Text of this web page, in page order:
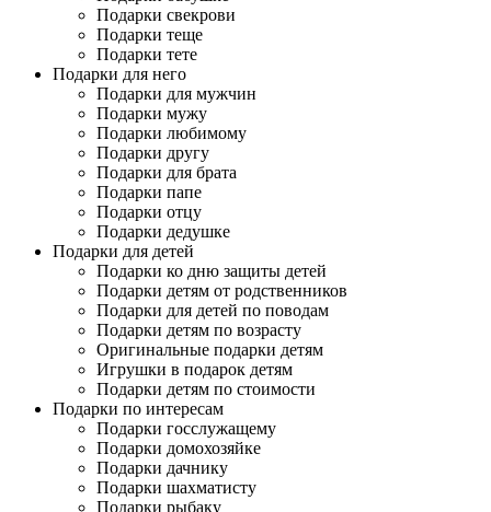
Подарки свекрови
Подарки теще
Подарки тете
Подарки для него
Подарки для мужчин
Подарки мужу
Подарки любимому
Подарки другу
Подарки для брата
Подарки папе
Подарки отцу
Подарки дедушке
Подарки для детей
Подарки ко дню защиты детей
Подарки детям от родственников
Подарки для детей по поводам
Подарки детям по возрасту
Оригинальные подарки детям
Игрушки в подарок детям
Подарки детям по стоимости
Подарки по интересам
Подарки госслужащему
Подарки домохозяйке
Подарки дачнику
Подарки шахматисту
Подарки рыбаку